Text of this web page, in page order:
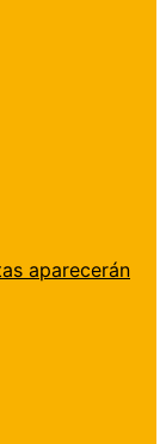
aparecerán